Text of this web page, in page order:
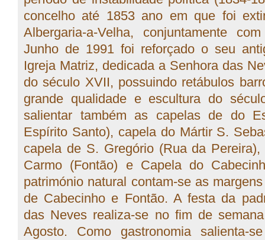
concelho até 1853 ano em que foi
Albergaria-a-Velha, conjuntamente
Junho de 1991 foi reforçado o seu
Igreja Matriz, dedicada a Senhora das
do século XVII, possuindo retábulos
grande qualidade e escultura do
salientar também as capelas de do
Espírito Santo), capela do Mártir S.
capela de S. Gregório (Rua da
Carmo (Fontão) e Capela do
património natural contam-se as
de Cabecinho e Fontão. A festa da
das Neves realiza-se no fim de
Agosto. Como gastronomia salienta-